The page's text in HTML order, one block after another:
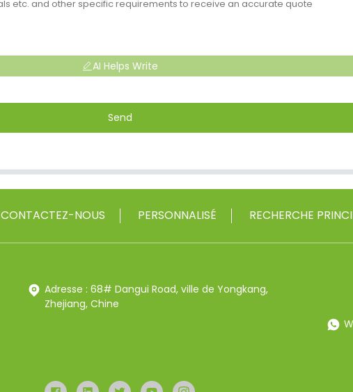
AI Helps Write
Send
CONTACTEZ-NOUS PERSONNALISÉ RECHERCHE
Adresse : 68# Dangui Road, ville de Yongkang,
Zhejiang, Chine